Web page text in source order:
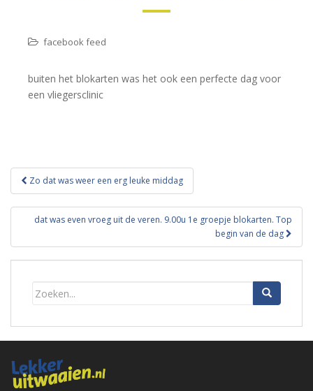
facebook feed
buiten het blokarten was het ook een perfecte dag voor
een vliegersclinic
Bericht
navigatie
Zo dat was weer een erg leuke middag
dat was even vroeg uit de veren. 9.00u 1e groepje blokarten. Top
begin van de dag